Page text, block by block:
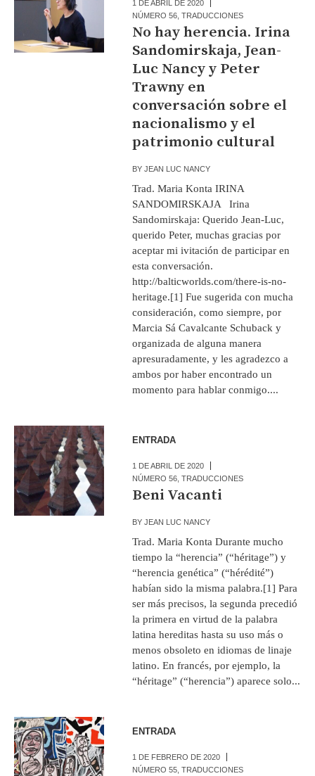
1 DE ABRIL DE 2020
NÚMERO 56 ,TRADUCCIONES
No hay herencia. Irina
Sandomirskaja, Jean-
Luc Nancy y Peter
Trawny en
conversación sobre el
nacionalismo y el
patrimonio cultural
BYJEAN LUC NANCY
Trad. Maria Konta IRINA
SANDOMIRSKAJA Irina
Sandomirskaja: Querido Jean-Luc,
querido Peter, muchas gracias por
aceptar mi ivitación de participar en
esta conversación.
http://balticworlds.com/there-is-no-
heritage.[1] Fue sugerida con mucha
consideración, como siempre, por
Marcia Sá Cavalcante Schuback y
organizada de alguna manera
apresuradamente, y les agradezco a
ambos por haber encontrado un
momento para hablar conmigo....
ENTRADA
1 DE ABRIL DE 2020
NÚMERO 56 ,TRADUCCIONES
Beni Vacanti
BYJEAN LUC NANCY
Trad. Maria Konta Durante mucho
tiempo la “herencia” (“héritage”) y
“herencia genética” (“hérédité”)
habían sido la misma palabra.[1] Para
ser más precisos, la segunda precedió
la primera en virtud de la palabra
latina hereditas hasta su uso más o
menos obsoleto en idiomas de linaje
latino. En francés, por ejemplo, la
“héritage” (“herencia”) aparece solo...
ENTRADA
1 DE FEBRERO DE 2020
NÚMERO 55 ,TRADUCCIONES